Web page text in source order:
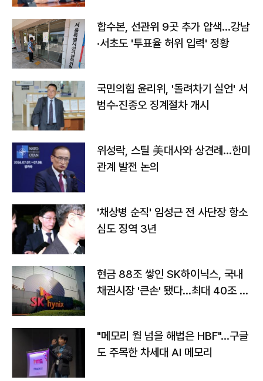
합수본, 선관위 9곳 추가 압색…강남
·서초도 '투표율 허위 입력' 정황
국민의힘 윤리위, '돌려차기 실언' 서
범수·진종오 징계절차 개시
위성락, 스틸 美대사와 상견례…한미
관계 발전 논의
'채상병 순직' 임성근 전 사단장 항소
심도 징역 3년
현금 88조 쌓인 SK하이닉스, 국내
채권시장 '큰손' 됐다…최대 40조 투
"메모리 월 넘을 해법은 HBF"…구글
도 주목한 차세대 AI 메모리